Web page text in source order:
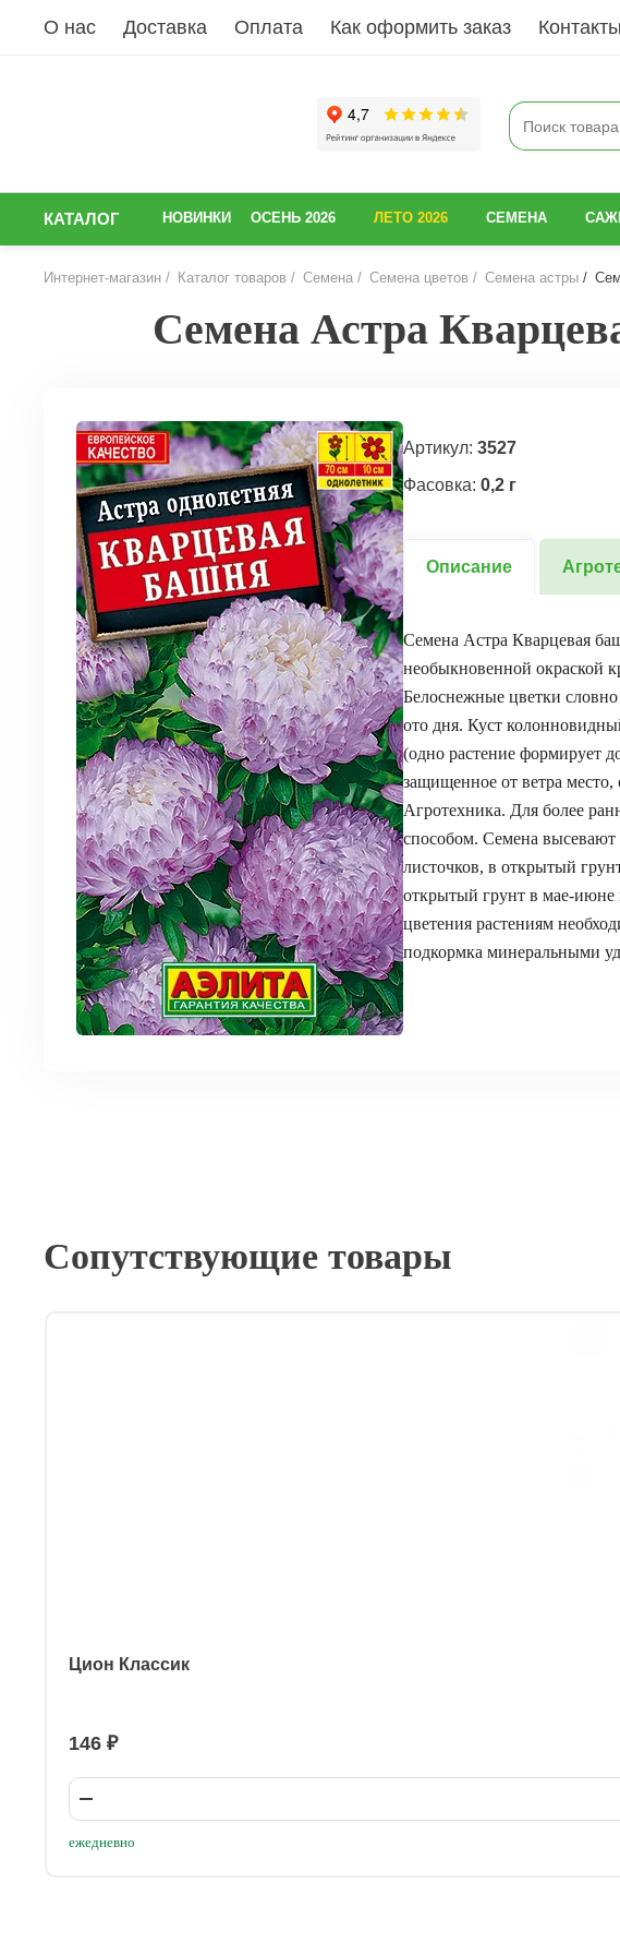
О нас Доставка Оплата Как оформить заказ Контакты
КАТАЛОГ НОВИНКИ ОСЕНЬ 2026 ЛЕТО 2026 СЕМЕНА
Интернет-магазин Каталог товаров Семена Семена цветов Семена астры
Семена Астра
Артикул: 3527
Фасовка: 0,2 г
Описание
Семена Астра Кварцевая
необыкновенной окраской
Белоснежные цветки
ото дня. Куст
(одно растение формирует
защищенное от ветра
Агротехника. Для более
способом. Семена
листочков, в открытый
открытый грунт в мае-июне
цветения растениям
подкормка минеральными
Сопутствующие товары
Цион Классик
146 ₽
ежедневно